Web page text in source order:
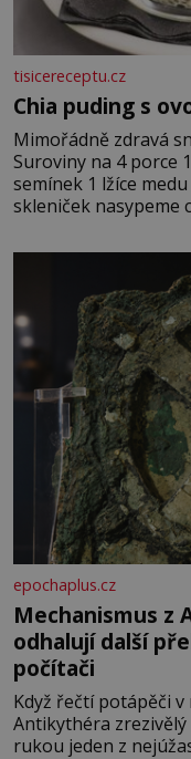
tisicereceptu.cz
Chia puding s
Mimořádně zdravá
Suroviny na 4 porce 120 ml kokosového mléka 30 g chia
semínek 1 lžíce medu Postup Do misky či přímo do
skleniček nasypeme
epochaplus.cz
Mechanismus z
odhalují další
počítači
Když řečtí potápěči
Antikythéra
rukou jeden z